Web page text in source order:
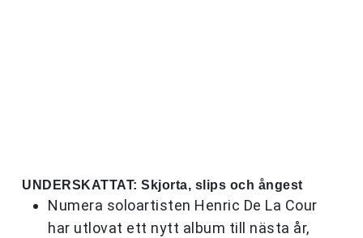
UNDERSKATTAT: Skjorta, slips och ångest
Numera soloartisten Henric De La Cour
har utlovat ett nytt album till nästa år,